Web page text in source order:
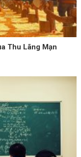
Thu Lãng Mạn